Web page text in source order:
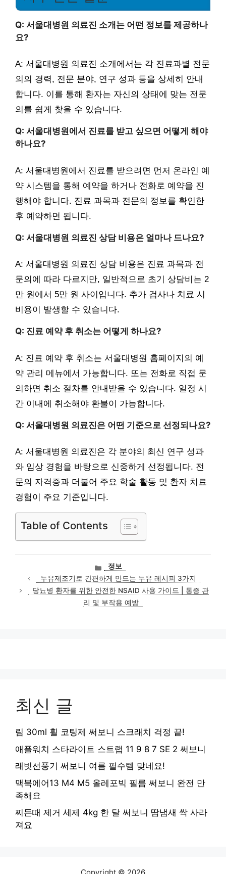
Q: 서울대병원 의료진 소개는 어떤 정보를 제공하나
요?
A: 서울대병원 의료진 소개에서는 각 진료과별 전문
의의 경력, 전문 분야, 연구 성과 등을 상세히 안내
합니다. 이를 통해 환자는 자신의 상태에 맞는 전문
의를 쉽게 찾을 수 있습니다.
Q: 서울대병원에서 진료를 받고 싶으면 어떻게 해야
하나요?
A: 서울대병원에서 진료를 받으려면 먼저 온라인 예
약 시스템을 통해 예약을 하거나 전화로 예약을 진
행해야 합니다. 진료 과목과 전문의 정보를 확인한
후 예약하면 됩니다.
Q: 서울대병원 의료진 상담 비용은 얼마나 드나요?
A: 서울대병원 의료진 상담 비용은 진료 과목과 전
문의에 따라 다르지만, 일반적으로 초기 상담비는 2
만 원에서 5만 원 사이입니다. 추가 검사나 치료 시
비용이 발생할 수 있습니다.
Q: 진료 예약 후 취소는 어떻게 하나요?
A: 진료 예약 후 취소는 서울대병원 홈페이지의 예
약 관리 메뉴에서 가능합니다. 또는 전화로 직접 문
의하면 취소 절차를 안내받을 수 있습니다. 일정 시
간 이내에 취소해야 환불이 가능합니다.
Q: 서울대병원 의료진은 어떤 기준으로 선정되나요?
A: 서울대병원 의료진은 각 분야의 최신 연구 성과
와 임상 경험을 바탕으로 신중하게 선정됩니다. 전
문의 자격증과 더불어 주요 학술 활동 및 환자 치료
경험이 주요 기준입니다.
Table of Contents
카
테
고
리
정보
두유제조기로 간편하게 만드는 두유 레시피 3가지
당뇨병 환자를 위한 안전한 NSAID 사용 가이드 | 통증 관
리 및 부작용 예방
최신 글
림 30ml 휠 코팅제 써보니 스크래치 걱정 끝!
애플워치 스타라이트 스트랩 11 9 8 7 SE 2 써보니
래빗선풍기 써보니 여름 필수템 맞네요!
맥북에어13 M4 M5 올레포빅 필름 써보니 완전 만
족해요
찌든때 제거 세제 4kg 한 달 써보니 땀냄새 싹 사라
져요